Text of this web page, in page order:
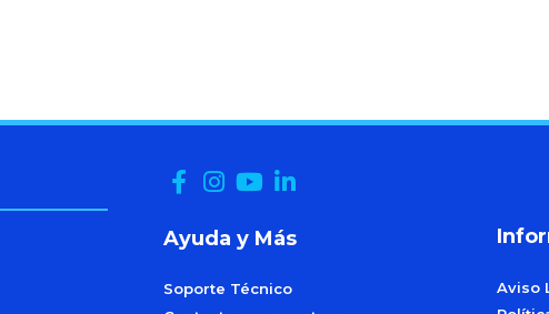
Ayuda y Más
Soporte Técnico
Aviso